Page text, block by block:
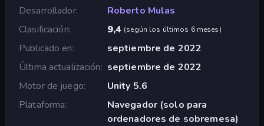
Desarrollador
Roberto Mulas
Clasificación
9,4 (según los últimos 6 meses)
Publicado en
septiembre de 2022
Última actualización
septiembre de 2022
Motor de juego
Unity 5.6
Plataforma
Navegador (solo para
ordenadores de sobremesa)